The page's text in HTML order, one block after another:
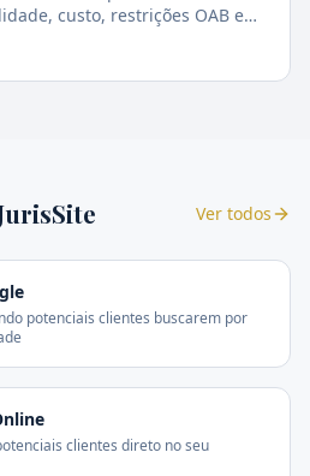
custo, restrições OAB e
clientes.
Ver todos
potenciais clientes buscarem por
clientes direto no seu